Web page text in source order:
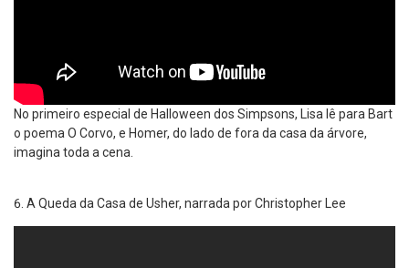
No primeiro especial de Halloween dos Simpsons, Lisa lê para Bart
o poema O Corvo, e Homer, do lado de fora da casa da árvore,
imagina toda a cena.
A Queda da Casa de Usher, narrada por Christopher Lee